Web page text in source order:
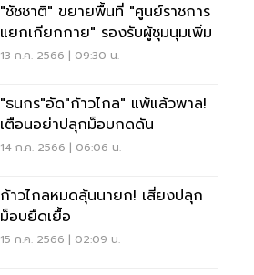
"ชัชชาติ" ขยายพื้นที่ "ศูนย์ราชการ
แยกเกียกกาย" รองรับผู้ชุมนุมเพิ่ม
13 ก.ค. 2566 | 09:30 น.
"ธนกร"อัด"ก้าวไกล" แพ้แล้วพาล!
เตือนอย่าปลุกม็อบกดดัน
14 ก.ค. 2566 | 06:06 น.
ก้าวไกลหมดลุ้นนายก! เสี่ยงปลุก
ม็อบยืดเยื้อ
15 ก.ค. 2566 | 02:09 น.